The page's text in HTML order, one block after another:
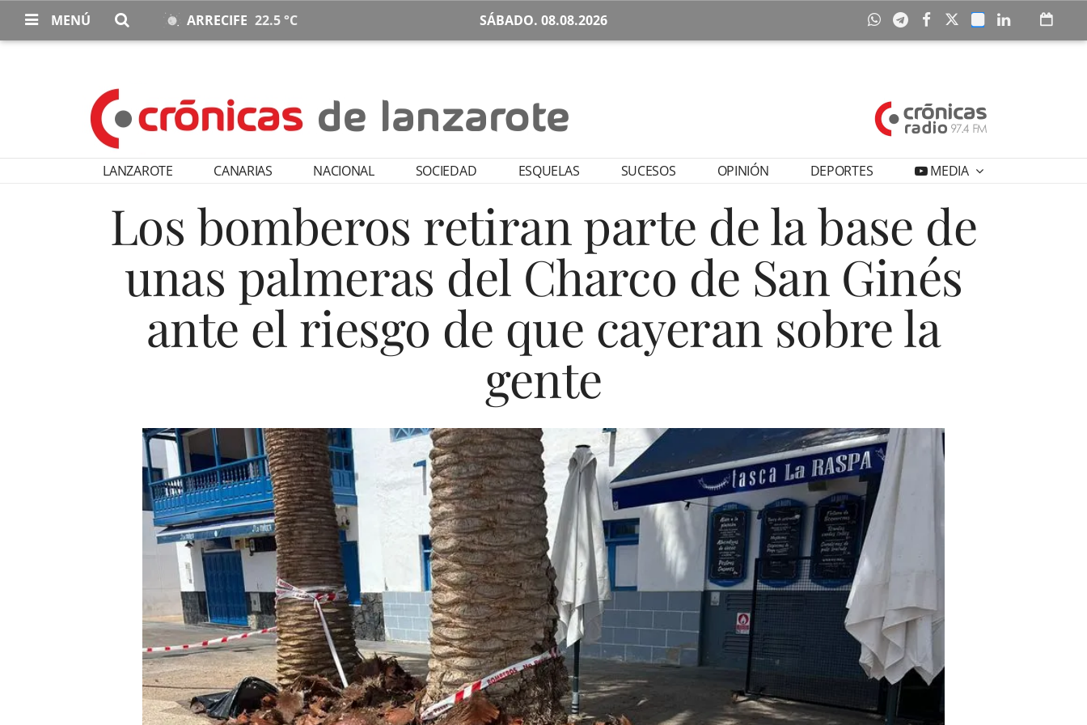
MENÚ ARRECIFE 22.5 °C SÁBADO. 08.08.2026
LANZAROTE CANARIAS NACIONAL SOCIEDAD ESQUELAS SUCESOS OPINIÓN DEPORTES MEDIA
Los bomberos retiran parte de la base de
unas palmeras del Charco de San Ginés
ante el riesgo de que cayeran sobre la
gente